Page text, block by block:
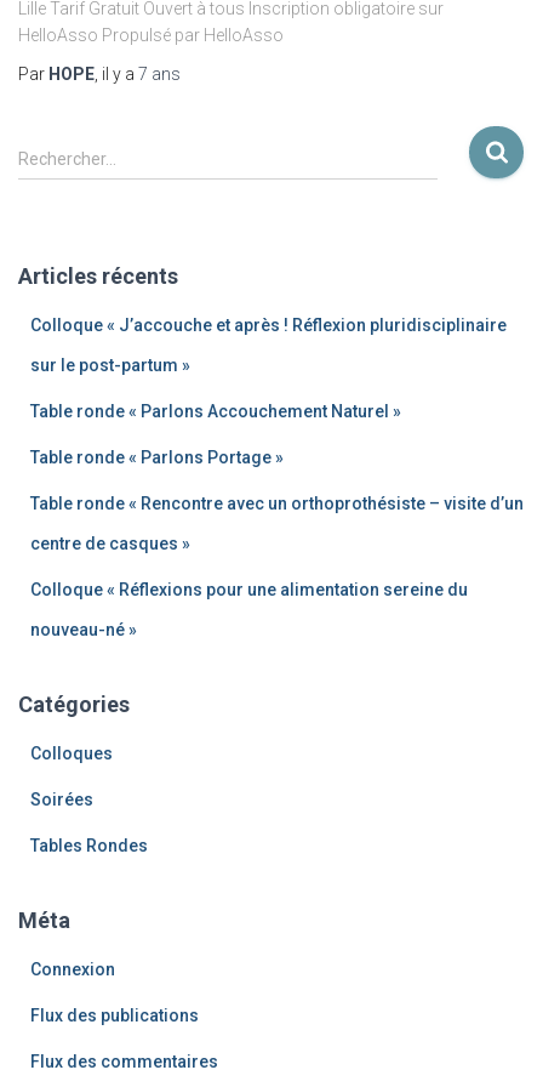
Lille Tarif Gratuit Ouvert à tous Inscription obligatoire sur
HelloAsso Propulsé par HelloAsso
Par HOPE , il y a 7 ans
Rechercher…
Articles récents
Colloque « J’accouche et après ! Réflexion pluridisciplinaire
sur le post-partum »
Table ronde « Parlons Accouchement Naturel »
Table ronde « Parlons Portage »
Table ronde « Rencontre avec un orthoprothésiste – visite d’un
centre de casques »
Colloque « Réflexions pour une alimentation sereine du
nouveau-né »
Catégories
Colloques
Soirées
Tables Rondes
Méta
Connexion
Flux des publications
Flux des commentaires